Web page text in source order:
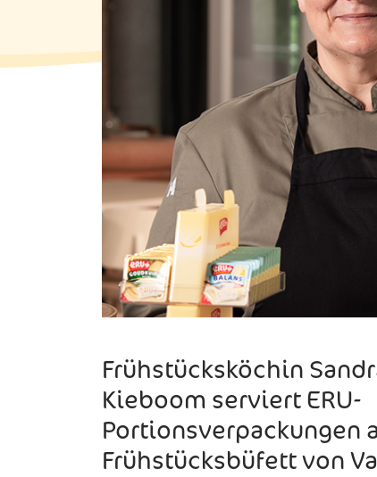
Frühstücksköchin
Kieboom serviert ERU-
Portionsverpackungen
Frühstücksbüfett von